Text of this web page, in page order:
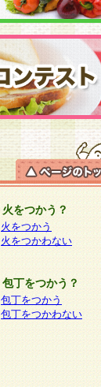
火をつかう？
火をつかう
火をつかわない
包丁をつかう？
包丁をつかう
包丁をつかわない